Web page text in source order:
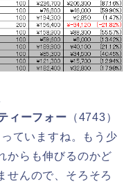
ィーフォー （4743）
ていますね。もう少
からも伸びるのかど
せんので、そろそろ